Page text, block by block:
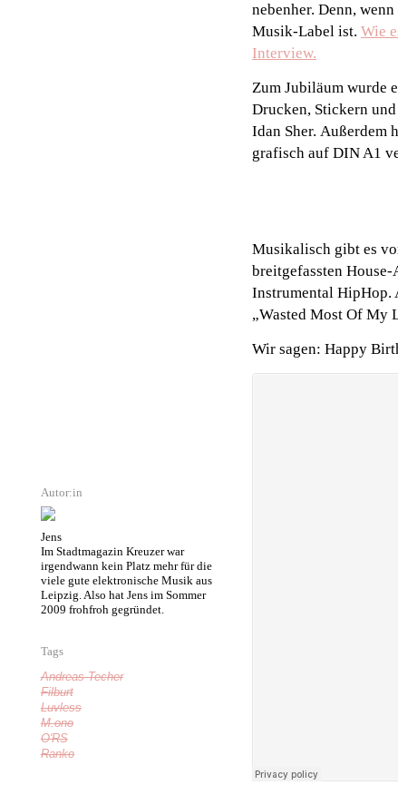
Autor:in
Jens
Im Stadtmagazin Kreuzer war
irgendwann kein Platz mehr für die
viele gute elektronische Musik aus
Leipzig. Also hat Jens im Sommer
2009 frohfroh gegründet.
Tags
Andreas Techer
Filburt
Luvless
M.ono
O'RS
Ranko
nebenher. Denn,
Musik-Label ist.Wie
Interview.
Zum Jubiläum wurde
Drucken, Stickern
Idan Sher. Außerdem
grafisch auf DIN A1
Musikalisch gibt es
breitgefassten
Instrumental HipHop.
„Wasted Most Of My
Wir sagen: Happy